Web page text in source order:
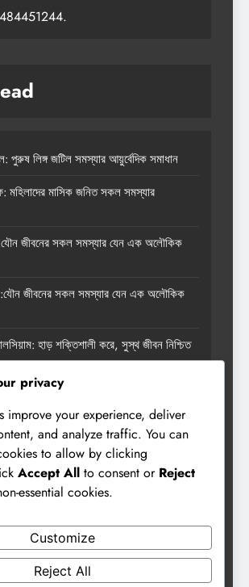
পুরুষ লিঙ্গ জটিল সমস্যার আয়ুর্বেদিক সমাধান
মহিলাদের মাসিক জনিত সকল সমস্যার
জীবনের সকল সমস্যার যেন এক অলৌকিক
জীবনের সকল সমস্যার যেন এক অলৌকিক
হাড় শক্তিশালী করে, সুস্থ জীবন নিশ্চিত
privacy
improve your experience, deliver
and analyze traffic. You can
to allow by clicking
Accept All to consent or Reject
essential cookies.
Customize
Reject All